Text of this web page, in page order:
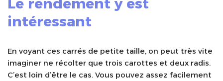
intéressant
En voyant ces carrés de petite taille, on peut très vite
imaginer ne récolter que trois carottes et deux radis.
C’est loin d’être le cas. Vous pouvez assez facilement